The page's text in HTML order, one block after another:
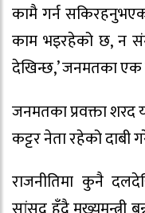
कामै गर्न
काम भइरहेको छ, न
देखिन्छ,’ जनमतका
जनमतका प्रवक्ता
कट्टर नेता रहेको दाबी
राजनीतिमा कुनै